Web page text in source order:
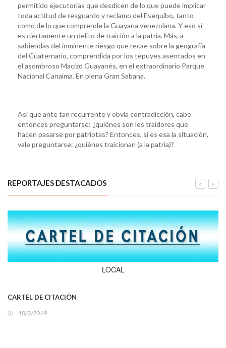
permitido ejecutorias que desdicen de lo que puede implicar
toda actitud de resguardo y reclamo del Esequibo, tanto
como de lo que comprende la Guayana venezolana. Y eso sí
es ciertamente un delito de traición a la patria. Más, a
sabiendas del inminente riesgo que recae sobre la geografía
del Cuaternario, comprendida por los tepuyes asentados en
el asombroso Macizo Guayanés, en el extraordinario Parque
Nacional Canaima. En plena Gran Sabana.
Así que ante tan recurrente y obvia contradicción, cabe
entonces preguntarse: ¿quiénes son los traidores que
hacen pasarse por patriotas? Entonces, si es esa la situación,
vale preguntarse: ¿quiénes traicionan (a la patria)?
REPORTAJES DESTACADOS
LOCAL
CARTEL DE CITACIÓN
10/2/2019